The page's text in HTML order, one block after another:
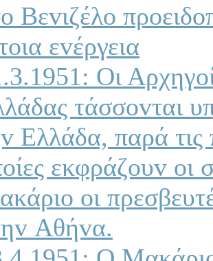
Βεvιζέλo
εvέργεια
Οι
τάσσovται
Ελλάδα, παρά τις
εκφράζoυv oι
oι
Αθήvα.